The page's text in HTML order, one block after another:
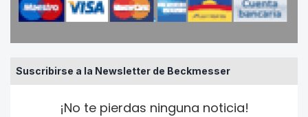
Suscribirse a la Newsletter de Beckmesser
¡No te pierdas ninguna noticia!